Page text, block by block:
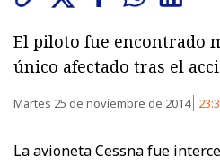
El piloto fue encontrado
único afectado tras el
Martes 25 de noviembre de 2014
La avioneta Cessna fue